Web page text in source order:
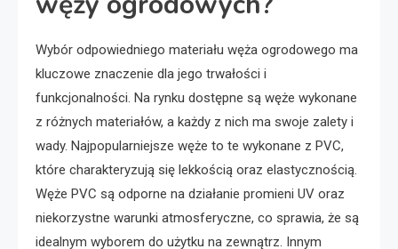
Wybór odpowiedniego materiału węża ogrodowego ma
kluczowe znaczenie dla jego trwałości i
funkcjonalności. Na rynku dostępne są węże wykonane
z różnych materiałów, a każdy z nich ma swoje zalety i
wady. Najpopularniejsze węże to te wykonane z PVC,
które charakteryzują się lekkością oraz elastycznością.
Węże PVC są odporne na działanie promieni UV oraz
niekorzystne warunki atmosferyczne, co sprawia, że są
idealnym wyborem do użytku na zewnątrz. Innym